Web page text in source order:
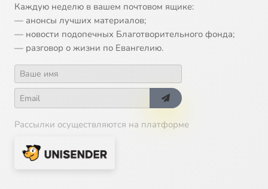
Каждую неделю в вашем почтовом ящике:
— анонсы лучших материалов;
— новости подопечных Благотворительного фонда;
— разговор о жизни по Евангелию.
Рассылки осуществляются на платформе